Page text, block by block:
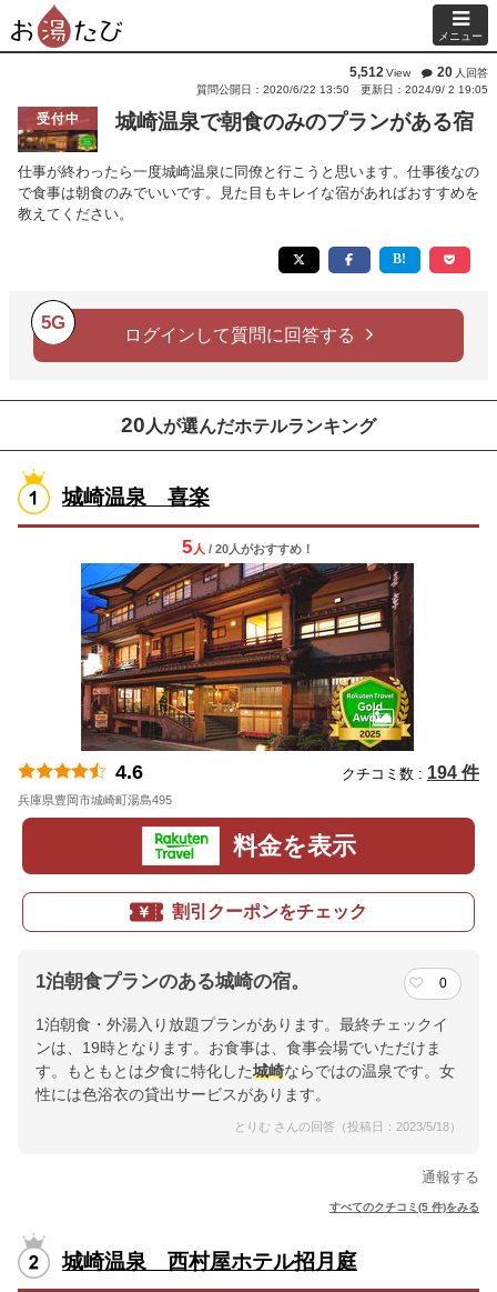
メニュー
5,512View 20 人回答
質問公開日：2020/6/22 13:50
更新日：2024/9/ 2 19:05
受付中 城崎温泉で朝食のみのプランがある宿
仕事が終わったら一度城崎温泉に同僚と行こうと思います。仕事後なの
で食事は朝食のみでいいです。見た目もキレイな宿があればおすすめを
教えてください。
5G
ログインして質問に回答する
20 人が選んだホテルランキング
城崎温泉 喜楽
5 人 / 20人がおすすめ！
4.6 クチコミ数 : 194 件
兵庫県豊岡市城崎町湯島495
料金を表示
割引クーポンをチェック
1泊朝食プランのある城崎の宿。 0
1泊朝食・外湯入り放題プランがあります。最終チェックイ
ンは、19時となります。お食事は、食事会場でいただけま
す。もともとは夕食に特化した城崎ならではの温泉です。女
性には色浴衣の貸出サービスがあります。
とりむ さんの回答（投稿日：2023/5/18）
通報する
すべてのクチコミ(5 件)をみる
城崎温泉 西村屋ホテル招月庭